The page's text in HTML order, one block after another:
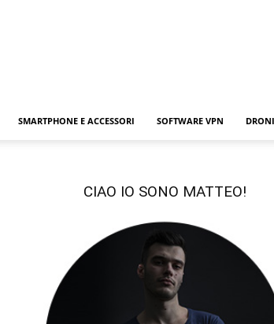
SMARTPHONE E ACCESSORI SOFTWARE VPN DRONI
CIAO IO SONO MATTEO!